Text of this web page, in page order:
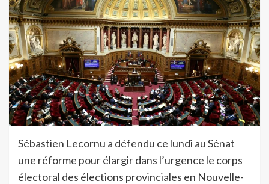
Sébastien Lecornu a défendu ce lundi au Sénat
une réforme pour élargir dans l’urgence le corps
électoral des élections provinciales en Nouvelle-